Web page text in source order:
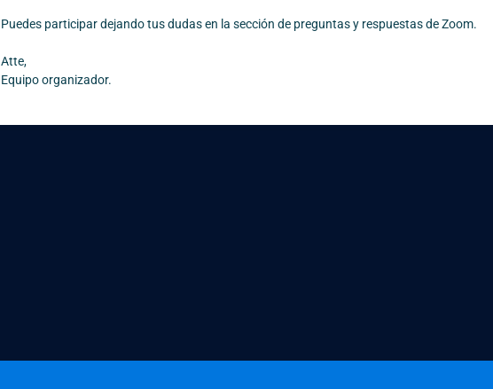
Puedes participar dejando tus dudas en la sección de preguntas y respuestas de Zoom.
Atte,
Equipo organizador.